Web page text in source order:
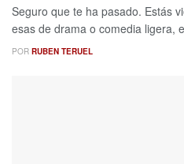
Seguro que te ha pasado. Estás
esas de drama o comedia ligera,
POR RUBEN TERUEL